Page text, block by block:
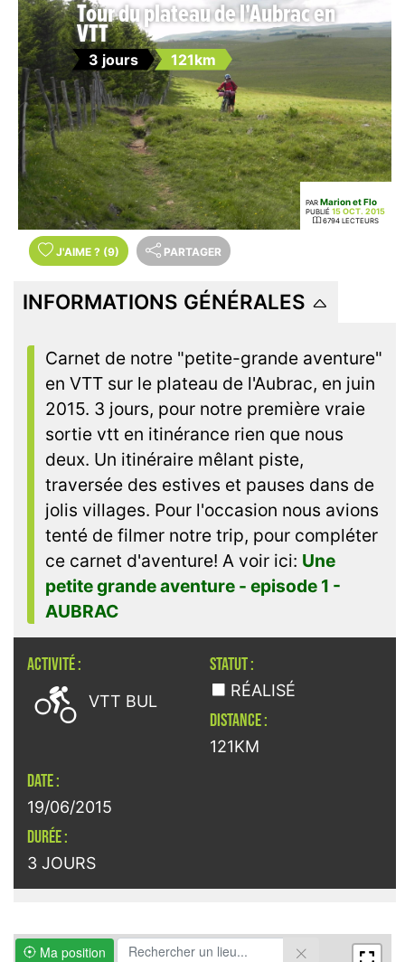
Tour du plateau de l'Aubrac en
VTT
3 jours 121km
PAR Marion et Flo
PUBLIÉ 15 OCT. 2015
6794 LECTEURS
J'AIME ? (9) PARTAGER
INFORMATIONS GÉNÉRALES
Carnet de notre "petite-grande aventure"
en VTT sur le plateau de l'Aubrac, en juin
2015. 3 jours, pour notre première vraie
sortie vtt en itinérance rien que nous
deux. Un itinéraire mêlant piste,
traversée des estives et pauses dans de
jolis villages. Pour l'occasion nous avions
tenté de filmer notre trip, pour compléter
ce carnet d'aventure! A voir ici: Une
petite grande aventure - episode 1 -
AUBRAC
ACTIVITÉ :
 VTT BUL
STATUT :
RÉALISÉ
DISTANCE :
121KM
DATE :
19/06/2015
DURÉE :
3 JOURS
Ma position